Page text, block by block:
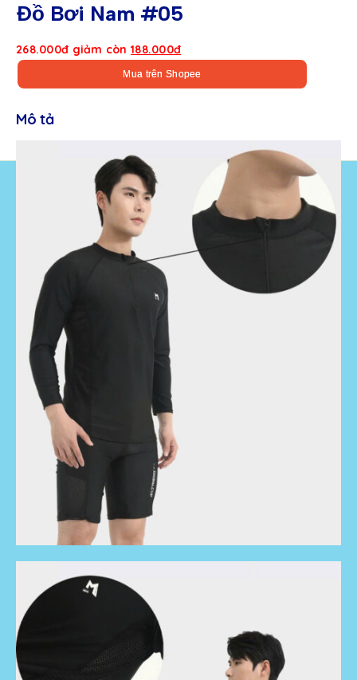
Đồ Bơi Nam #05
268.000đ giảm còn188.000đ
Mua trên Shopee
Mô tả